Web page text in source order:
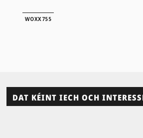
WOXX755
DAT KÉINT IECH OCH